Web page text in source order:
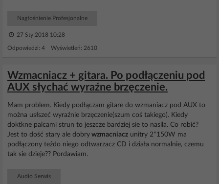
Nagłośnienie Profesjonalne
27 Sty 2018 10:28
Odpowiedzi: 4 Wyświetleń: 2610
Wzmacniacz + gitara. Po podłączeniu pod
AUX słychać wyraźne brzęczenie.
Mam problem. Kiedy podłączam gitare do wzmaniacz pod AUX to
można usłszeć wyraźnie brzęczenie(szum coś takiego). Kiedy
doktkne palcami strun to jeszcze bardziej sie to nasila. Co robić?
Jest to dość stary ale dobry wzmacniacz unitry 2*150W ma
podłączony teżdo niego odtwarzacz CD i działa normalnie, czemu
tak sie dzieje?? Pordawiam.
Audio Serwis